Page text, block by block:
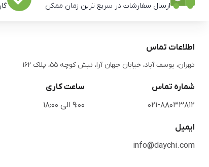
ارسال سفارشات در سریع ترین زمان ممکن
اطلاعات تماس
تهران، یوسف آباد، خیابان جهان آرا، نبش کوچه 55، پلاک 162
شماره تماس
021-88033812
ساعت کاری
9:00 الی 18:00
ایمیل
info@daychi.com